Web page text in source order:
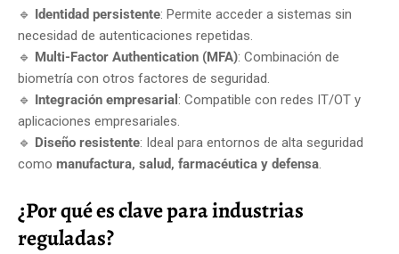
🔹 Identidad persistente: Permite acceder a sistemas sin
necesidad de autenticaciones repetidas.
🔹 Multi-Factor Authentication (MFA): Combinación de
biometría con otros factores de seguridad.
🔹 Integración empresarial : Compatible con redes IT/OT y
aplicaciones empresariales.
🔹 Diseño resistente: Ideal para entornos de alta seguridad
como manufactura, salud, farmacéutica y defensa.
¿Por qué es clave para industrias
reguladas?